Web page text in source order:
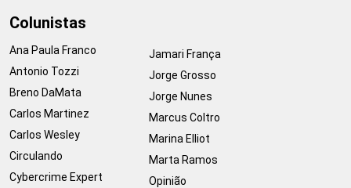
Colunistas
Ana Paula Franco
Antonio Tozzi
Breno DaMata
Carlos Martinez
Carlos Wesley
Circulando
Cybercrime Expert
Jamari França
Jorge Grosso
Jorge Nunes
Marcus Coltro
Marina Elliot
Marta Ramos
Opinião